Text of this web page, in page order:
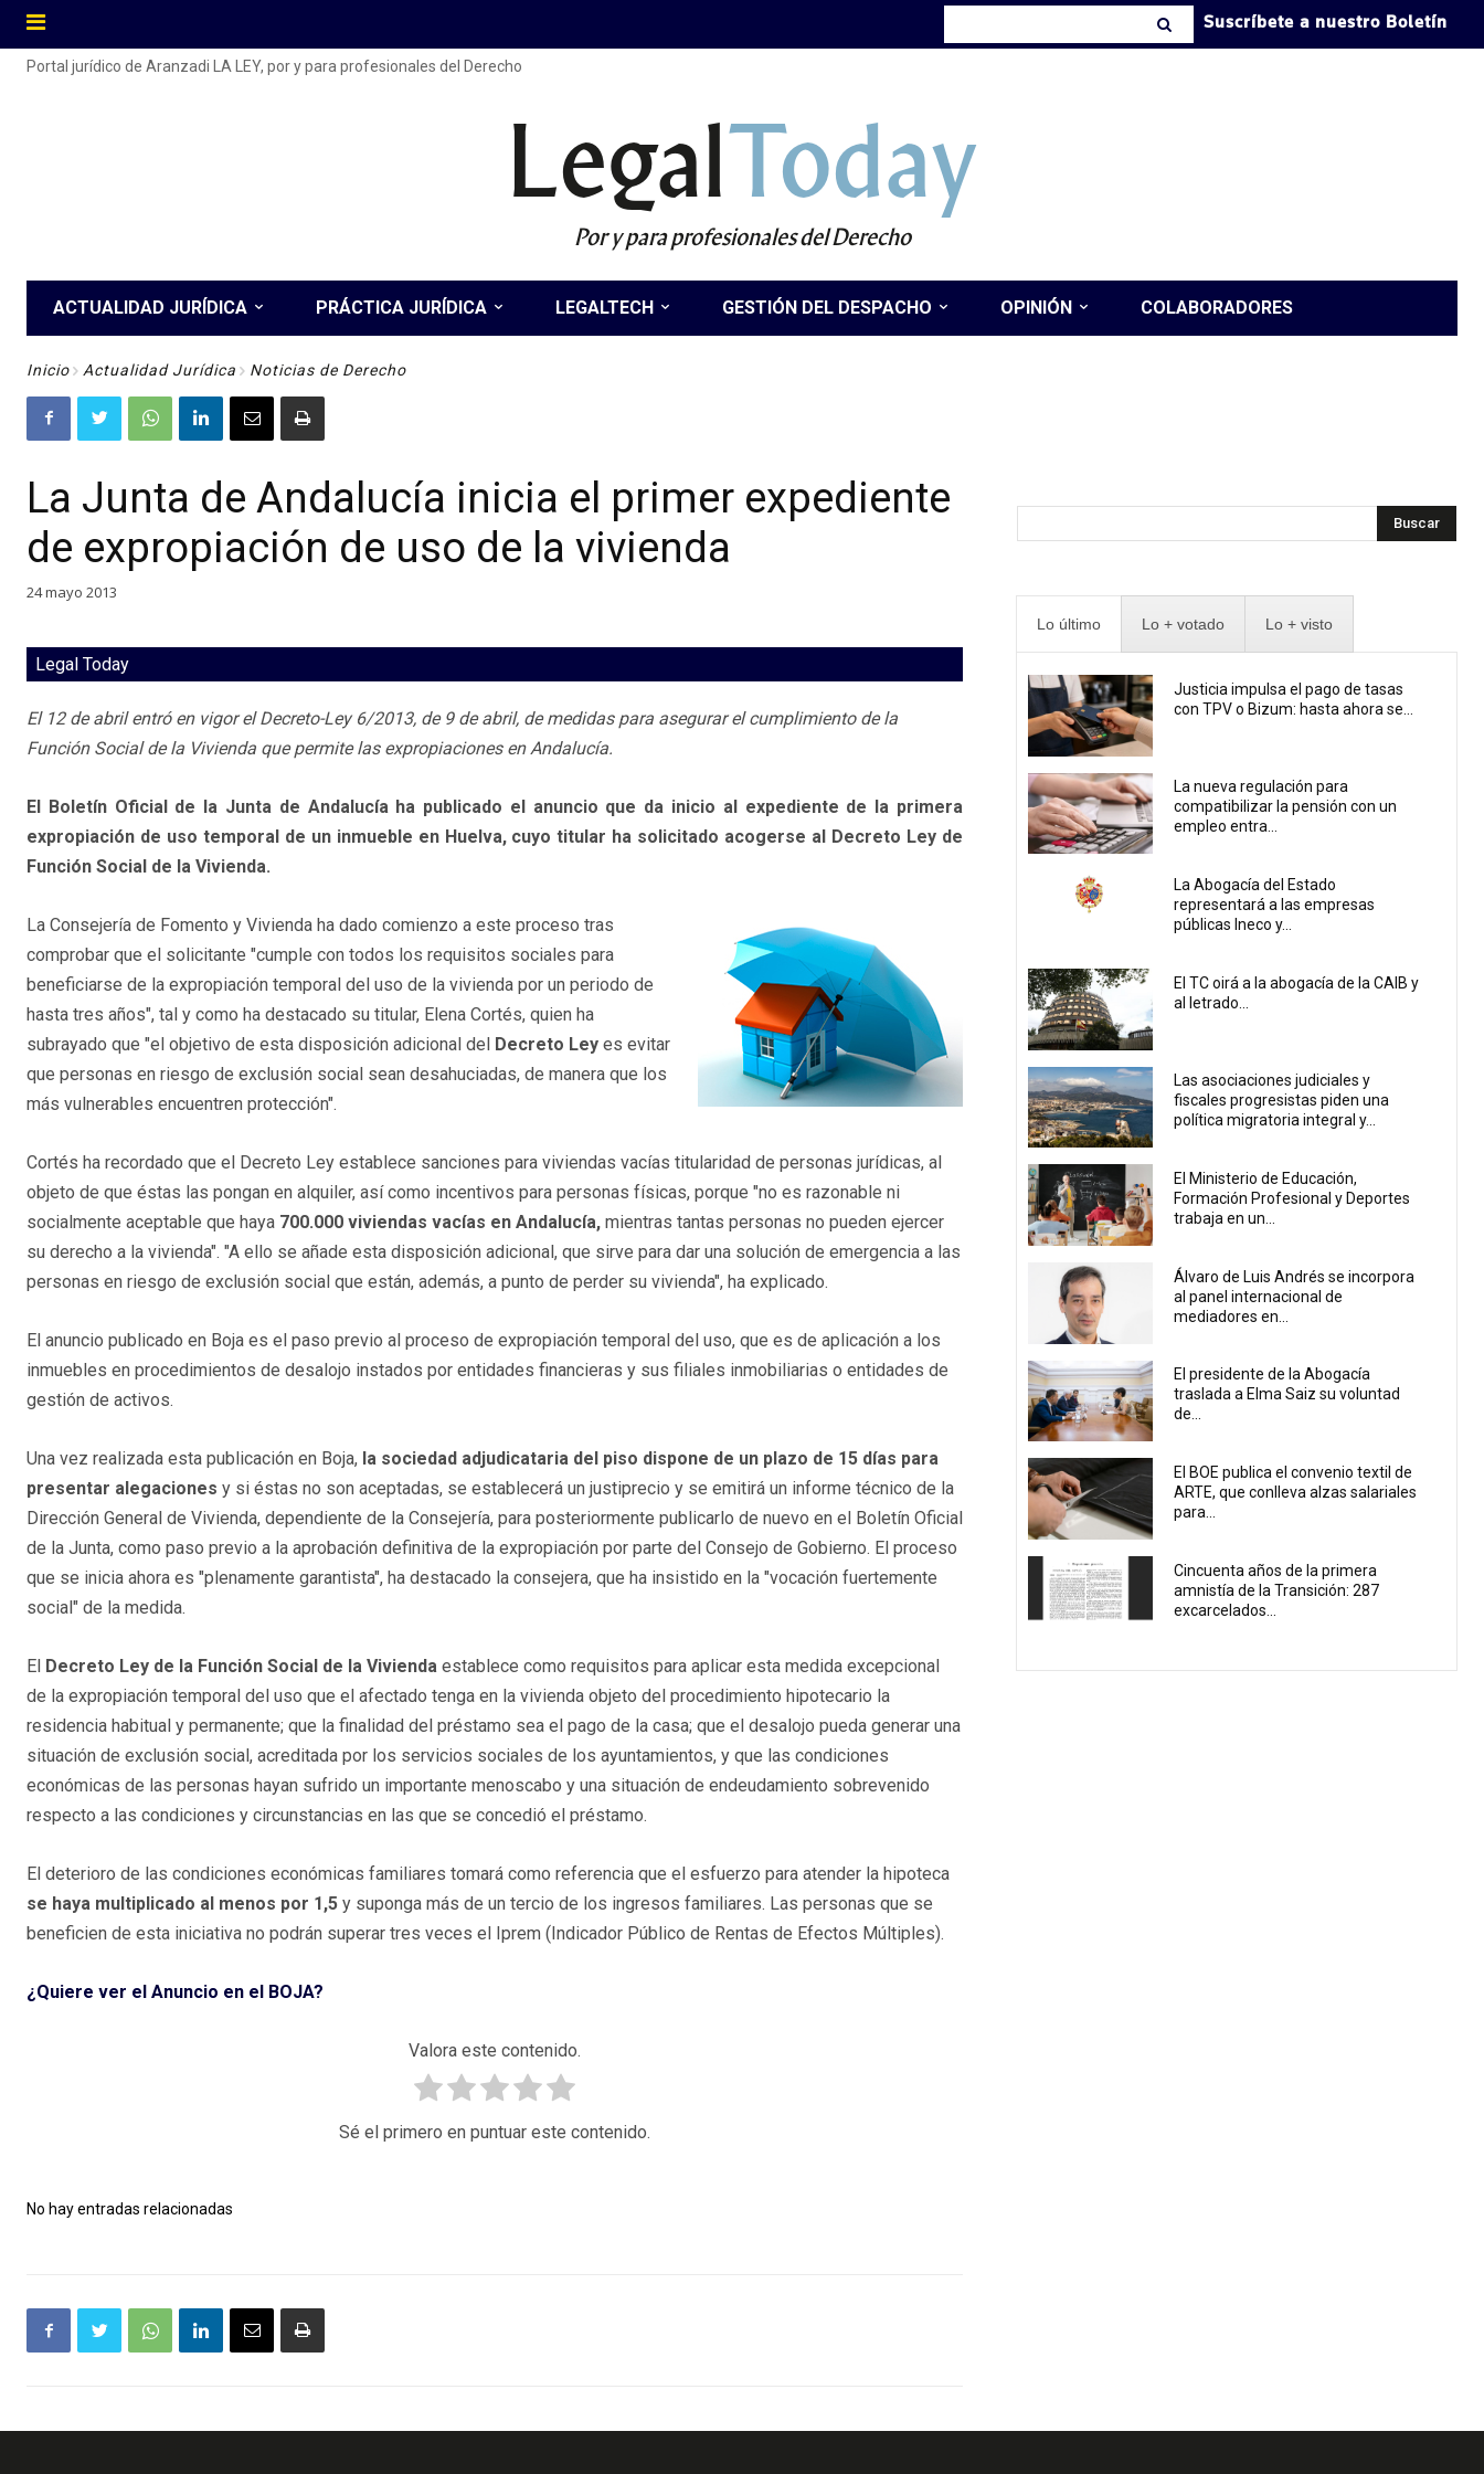
Suscríbete a nuestro Boletín
Portal jurídico de Aranzadi LA LEY, por y para profesionales del Derecho
LegalToday
Por y para profesionales del Derecho
ACTUALIDAD JURÍDICA PRÁCTICA JURÍDICA LEGALTECH GESTIÓN DEL DESPACHO OPINIÓN COLABORADORES
Inicio Actualidad Jurídica Noticias de Derecho
La Junta de Andalucía inicia el primer expediente
de expropiación de uso de la vivienda
24 mayo 2013
Legal Today
El 12 de abril entró en vigor el Decreto-Ley 6/2013, de 9 de abril, de medidas para asegurar el cumplimiento de la
Función Social de la Vivienda que permite las expropiaciones en Andalucía.
El Boletín Oficial de la Junta de Andalucía ha publicado el anuncio que da inicio al expediente de la primera
expropiación de uso temporal de un inmueble en Huelva, cuyo titular ha solicitado acogerse al Decreto Ley de
Función Social de la Vivienda.
La Consejería de Fomento y Vivienda ha dado comienzo a este proceso tras
comprobar que el solicitante "cumple con todos los requisitos sociales para
beneficiarse de la expropiación temporal del uso de la vivienda por un periodo de
hasta tres años", tal y como ha destacado su titular, Elena Cortés, quien ha
subrayado que "el objetivo de esta disposición adicional del
Decreto Ley es evitar
que personas en riesgo de exclusión social sean desahuciadas, de manera que los
más vulnerables encuentren protección".
Cortés ha recordado que el Decreto Ley establece sanciones para viviendas vacías titularidad de personas jurídicas, al
objeto de que éstas las pongan en alquiler, así como incentivos para personas físicas, porque "no es razonable ni
socialmente aceptable que haya 700.000 viviendas vacías en Andalucía, mientras tantas personas no pueden ejercer
su derecho a la vivienda". "A ello se añade esta disposición adicional, que sirve para dar una solución de emergencia a las
personas en riesgo de exclusión social que están, además, a punto de perder su vivienda", ha explicado.
El anuncio publicado en Boja es el paso previo al proceso de expropiación temporal del uso, que es de aplicación a los
inmuebles en procedimientos de desalojo instados por entidades financieras y sus filiales inmobiliarias o entidades de
gestión de activos.
Una vez realizada esta publicación en Boja, la sociedad adjudicataria del piso dispone de un plazo de 15 días para
presentar alegaciones y si éstas no son aceptadas, se establecerá un justiprecio y se emitirá un informe técnico de la
Dirección General de Vivienda, dependiente de la Consejería, para posteriormente publicarlo de nuevo en el Boletín Oficial
de la Junta, como paso previo a la aprobación definitiva de la expropiación por parte del Consejo de Gobierno. El proceso
que se inicia ahora es "plenamente garantista", ha destacado la consejera, que ha insistido en la "vocación fuertemente
social" de la medida.
El Decreto Ley de la Función Social de la Vivienda establece como requisitos para aplicar esta medida excepcional
de la expropiación temporal del uso que el afectado tenga en la vivienda objeto del procedimiento hipotecario la
residencia habitual y permanente; que la finalidad del préstamo sea el pago de la casa; que el desalojo pueda generar una
situación de exclusión social, acreditada por los servicios sociales de los ayuntamientos, y que las condiciones
económicas de las personas hayan sufrido un importante menoscabo y una situación de endeudamiento sobrevenido
respecto a las condiciones y circunstancias en las que se concedió el préstamo.
El deterioro de las condiciones económicas familiares tomará como referencia que el esfuerzo para atender la hipoteca
se haya multiplicado al menos por 1,5 y suponga más de un tercio de los ingresos familiares. Las personas que se
beneficien de esta iniciativa no podrán superar tres veces el Iprem (Indicador Público de Rentas de Efectos Múltiples).
¿Quiere ver el Anuncio en el BOJA?
Valora este contenido.
Sé el primero en puntuar este contenido.
No hay entradas relacionadas
Buscar
Lo último Lo + votado Lo + visto
Justicia impulsa el pago de tasas
con TPV o Bizum: hasta ahora se...
La nueva regulación para
compatibilizar la pensión con un
empleo entra...
La Abogacía del Estado
representará a las empresas
públicas Ineco y...
El TC oirá a la abogacía de la CAIB y
al letrado...
Las asociaciones judiciales y
fiscales progresistas piden una
política migratoria integral y...
El Ministerio de Educación,
Formación Profesional y Deportes
trabaja en un...
Álvaro de Luis Andrés se incorpora
al panel internacional de
mediadores en...
El presidente de la Abogacía
traslada a Elma Saiz su voluntad
de...
El BOE publica el convenio textil de
ARTE, que conlleva alzas salariales
para...
Cincuenta años de la primera
amnistía de la Transición: 287
excarcelados...